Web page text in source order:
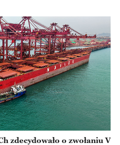
zdecydowało o zwołaniu V